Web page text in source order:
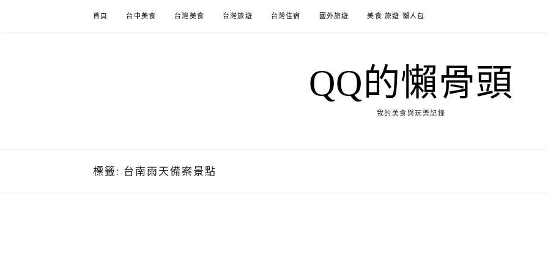
首頁 台中美食 台灣美食 台灣旅遊 台灣住宿 國外旅遊 美食 旅遊 懶人包
QQ的懶骨頭
我的美食與玩樂記錄
標籤: 台南雨天備案景點